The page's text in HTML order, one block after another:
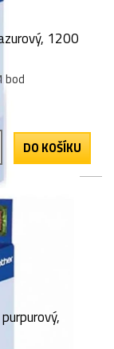
1200
bod
DO KOŠÍKU